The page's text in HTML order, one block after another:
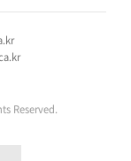
Reserved.